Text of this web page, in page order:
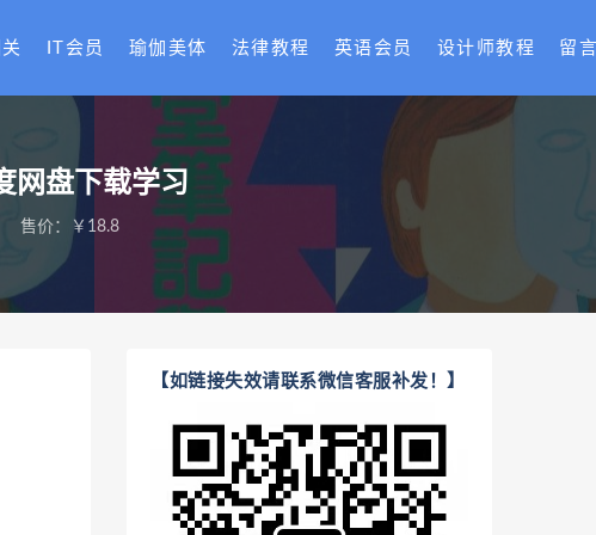
IT会员 瑜伽美体 法律教程 英语会员 设计师教程 留
网盘下载学习
售价：￥18.8
【如链接失效请联系微信客服补发！】